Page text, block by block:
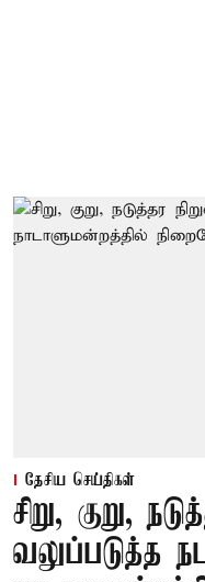
தேசிய செய்திகள்
சிறு, குறு,
வலுப்படுத்த